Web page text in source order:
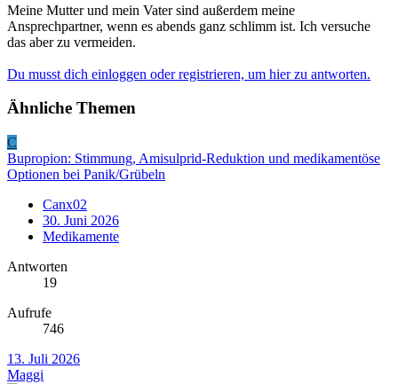
Meine Mutter und mein Vater sind außerdem meine
Ansprechpartner, wenn es abends ganz schlimm ist. Ich versuche
das aber zu vermeiden.
Du musst dich einloggen oder registrieren, um hier zu antworten.
Ähnliche Themen
C
Bupropion: Stimmung, Amisulprid‑Reduktion und medikamentöse
Optionen bei Panik/Grübeln
Canx02
30. Juni 2026
Medikamente
Antworten
19
Aufrufe
746
13. Juli 2026
Maggi